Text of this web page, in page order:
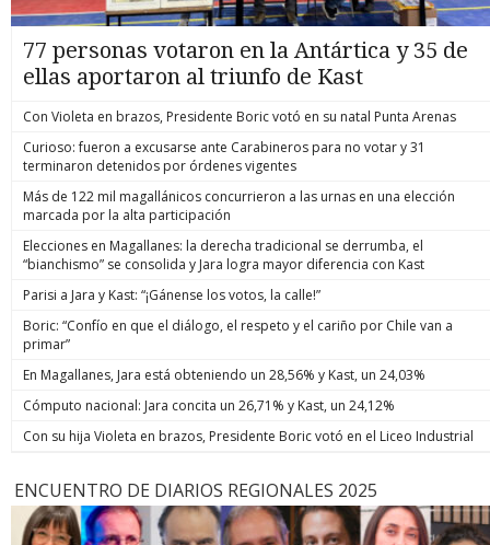
77 personas votaron en la Antártica y 35 de
ellas aportaron al triunfo de Kast
Con Violeta en brazos, Presidente Boric votó en su natal Punta Arenas
Curioso: fueron a excusarse ante Carabineros para no votar y 31
terminaron detenidos por órdenes vigentes
Más de 122 mil magallánicos concurrieron a las urnas en una elección
marcada por la alta participación
Elecciones en Magallanes: la derecha tradicional se derrumba, el
“bianchismo” se consolida y Jara logra mayor diferencia con Kast
Parisi a Jara y Kast: “¡Gánense los votos, la calle!”
Boric: “Confío en que el diálogo, el respeto y el cariño por Chile van a
primar”
En Magallanes, Jara está obteniendo un 28,56% y Kast, un 24,03%
Cómputo nacional: Jara concita un 26,71% y Kast, un 24,12%
Con su hija Violeta en brazos, Presidente Boric votó en el Liceo Industrial
ENCUENTRO DE DIARIOS REGIONALES 2025